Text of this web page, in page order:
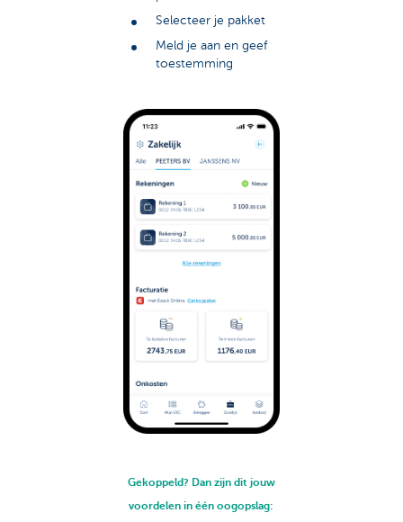
Selecteer je pakket
Meld je aan en geef
toestemming
Gekoppeld? Dan zijn dit jouw
voordelen in één oogopslag: